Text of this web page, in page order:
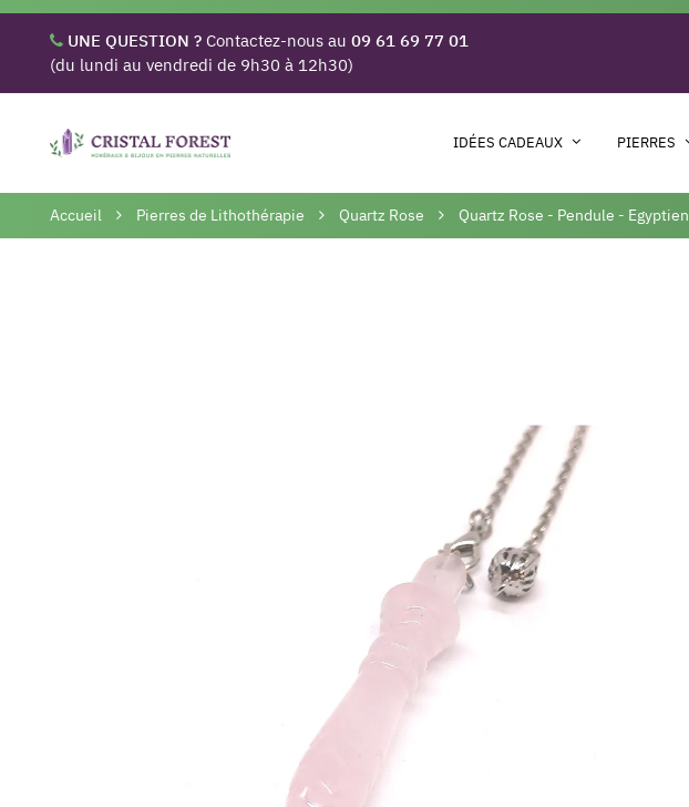
UNE QUESTION ? Contactez-nous au 09 61 69 77 01
(du lundi au vendredi de 9h30 à 12h30)
IDÉES CADEAUX PIERRES
Accueil Pierres de Lithothérapie Quartz Rose Quartz Rose - Pendule -